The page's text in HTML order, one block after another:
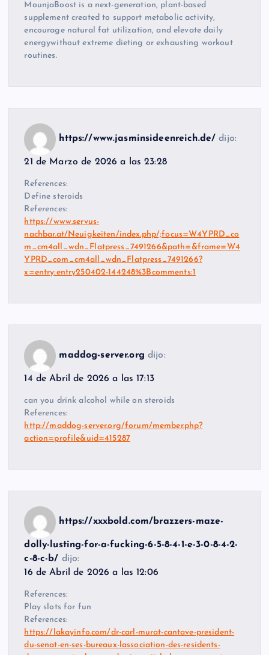
MounjaBoost is a next-generation, plant-based
supplement created to support metabolic activity,
encourage natural fat utilization, and elevate daily
energywithout extreme dieting or exhausting workout
routines.
https://www.jasminsideenreich.de/ dijo:
21 de Marzo de 2026 a las 23:28
References:
Define steroids
References:
https://www.servus-
nachbar.at/Neuigkeiten/index.php/;focus=W4YPRD_co
m_cm4all_wdn_Flatpress_7491266&path=&frame=W4
YPRD_com_cm4all_wdn_Flatpress_7491266?
x=entry:entry250402-144248%3Bcomments:1
maddog-server.org dijo:
14 de Abril de 2026 a las 17:13
can you drink alcohol while on steroids
References:
http://maddog-server.org/forum/member.php?
action=profile&uid=415287
https://xxxbold.com/brazzers-maze-
dolly-lusting-for-a-fucking-6-5-8-4-1-e-3-0-8-4-2-
c-8-c-b/ dijo:
16 de Abril de 2026 a las 12:06
References:
Play slots for fun
References:
https://lakayinfo.com/dr-carl-murat-cantave-president-
du-senat-en-ses-bureaux-lassociation-des-residents-